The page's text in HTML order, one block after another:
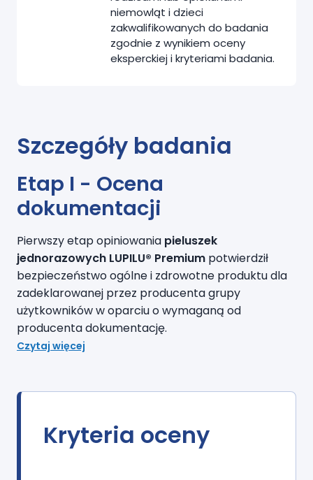
niemowląt i dzieci
zakwalifikowanych do badania
zgodnie z wynikiem oceny
eksperckiej i kryteriami badania.
Szczegóły badania
Etap I - Ocena
dokumentacji
Pierwszy etap opiniowania pieluszek
jednorazowych LUPILU® Premium potwierdził
bezpieczeństwo ogólne i zdrowotne produktu dla
zadeklarowanej przez producenta grupy
użytkowników w oparciu o wymaganą od
producenta dokumentację.
Czytaj więcej
Kryteria oceny